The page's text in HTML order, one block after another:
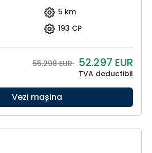
5 km
193 CP
55.298 EUR 52.297 EUR
TVA deductibil
Vezi mașina